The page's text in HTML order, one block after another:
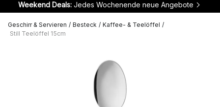
Weekend Deals:Jedes Wochenende neue Angebote
Geschirr & Servieren / Besteck / Kaffee- & Teelöffel /
Still Teelöffel 15cm